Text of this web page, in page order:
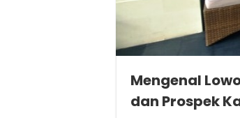
Mengenal
dan Prospek